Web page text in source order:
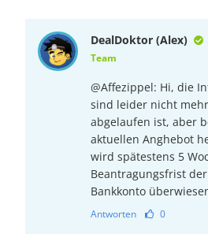
DealDoktor (Alex)
Team
@Affezippel: Hi, die
sind leider nicht
abgelaufen ist, aber
aktuellen Anghebot
wird spätestens 5
Beantragungsfrist
Bankkonto
Antworten 0